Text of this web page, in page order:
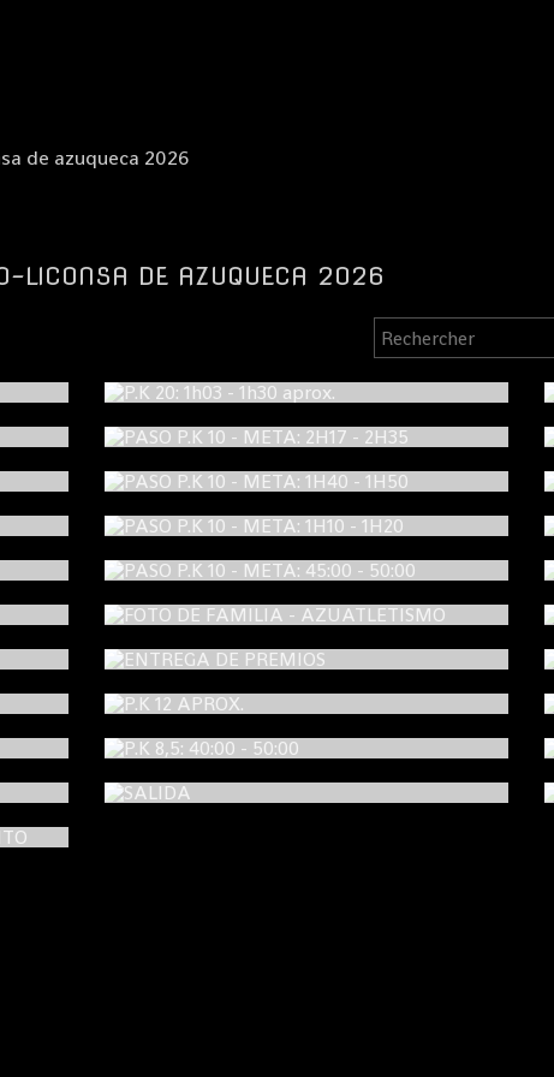
de azuqueca 2026
LICONSA DE AZUQUECA 2026
P.K 20: 1h03 - 1h30 aprox.
PASO P.K 10 - META: 2H17 - 2H35
PASO P.K 10 - META: 1H40 - 1H50
PASO P.K 10 - META: 1H10 - 1H20
PASO P.K 10 - META: 45:00 - 50:00
FOTO DE FAMILIA - AZUATLETISMO
ENTREGA DE PREMIOS
P.K 12 APROX.
P.K 8,5: 40:00 - 50:00
SALIDA